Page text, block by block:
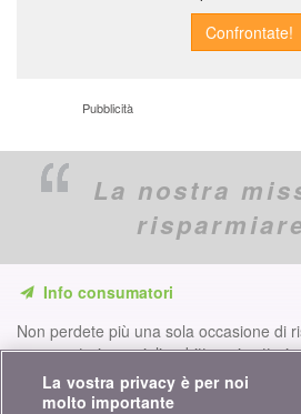
Pubblicità
La nostra
Info consumatori
Non perdete più una sola occasione di
comparatori, consigli e dritte nei settori
prodotti di consumo e molto altro ancora
La vostra privacy è per noi
molto importante